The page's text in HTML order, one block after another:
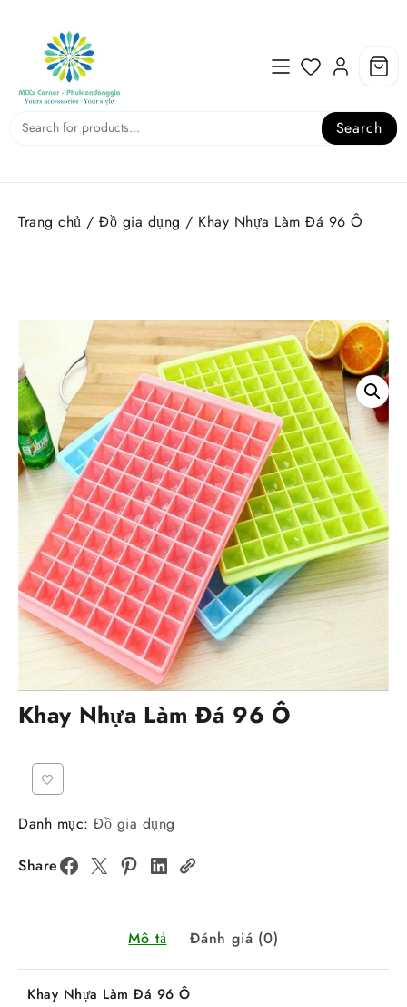
content
Search
Trang chủ / Đồ gia dụng / Khay Nhựa Làm Đá 96 Ô
Khay Nhựa Làm Đá 96 Ô
Danh mục: Đồ gia dụng
Share
Mô tả Đánh giá (0)
Khay Nhựa Làm Đá 96 Ô